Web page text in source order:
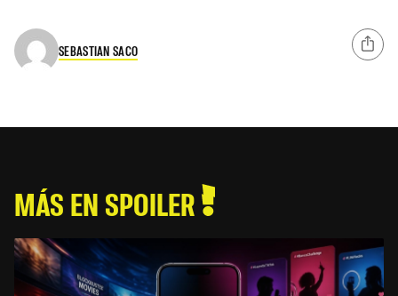
SEBASTIAN SACO
MÁS EN SPOILER